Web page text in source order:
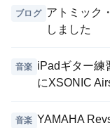
ブログ アトミック
しました
音楽
iPadギター練
にXSONIC
音楽 YAMAHA